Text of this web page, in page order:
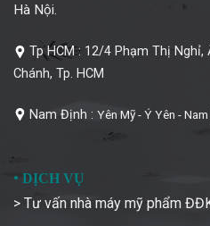
Hà Nội.
Tp HCM : 12/4 Phạm Thị Nghỉ,
Chánh, Tp. HCM
Nam Định : Yên Mỹ - Ý Yên -
• DỊCH VỤ
> Tư vấn nhà máy mỹ phẩm